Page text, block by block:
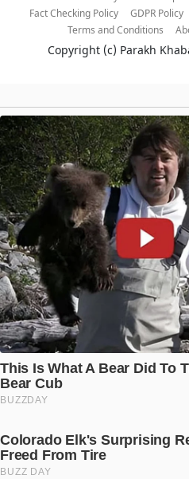
Fact Checking Policy
GDPR Policy
Terms and Conditions
Copyright (c) Parakh